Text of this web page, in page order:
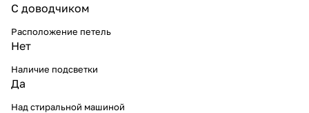
С доводчиком
Расположение петель
Нет
Наличие подсветки
Да
Над стиральной машиной